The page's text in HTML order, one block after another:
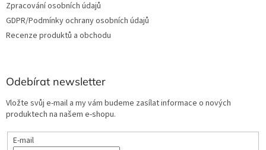
Zpracování osobních údajů
GDPR/Podmínky ochrany osobních údajů
Recenze produktů a obchodu
Odebírat newsletter
Vložte svůj e-mail a my vám budeme zasílat informace o nových
produktech na našem e-shopu.
E-mail